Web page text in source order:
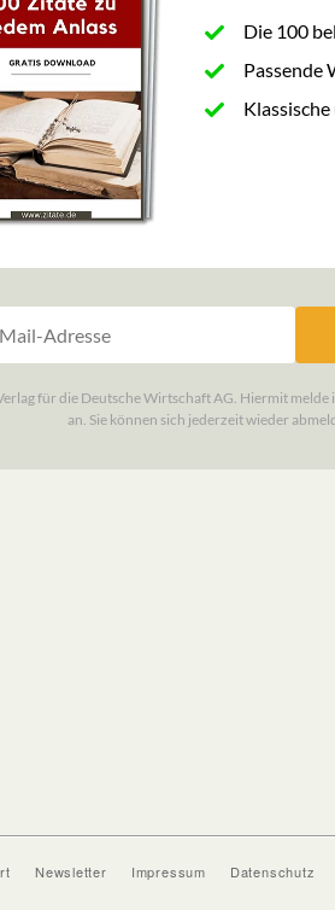
Newsletter Impressum Datenschutz